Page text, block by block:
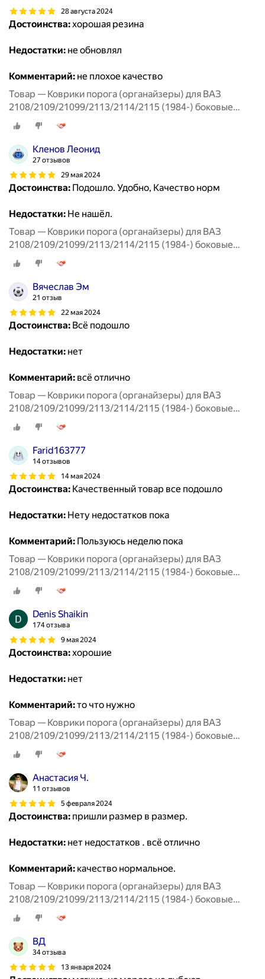
28 августа 2024
Достоинства:хорошая резина
Недостатки: не обновлял
Комментарий: не плохое качество
Товар — Коврики порога (органайзеры) для ВАЗ
2108/2109/21099/2113/2114/2115 (1984-) боковые
передние
Кленов Леонид
27 отзывов
29 мая 2024
Достоинства: Подошло. Удобно, Качество норм
Недостатки: Не нашёл.
Товар — Коврики порога (органайзеры) для ВАЗ
2108/2109/21099/2113/2114/2115 (1984-) боковые
передние
Вячеслав Эм
21 отзыв
22 мая 2024
Достоинства: Всё подошло
Недостатки: нет
Комментарий: всё отлично
Товар — Коврики порога (органайзеры) для ВАЗ
2108/2109/21099/2113/2114/2115 (1984-) боковые
передние
Farid163777
14 отзывов
14 мая 2024
Достоинства: Качественный товар все подошло
Недостатки: Нету недостатков пока
Комментарий: Пользуюсь неделю пока
Товар — Коврики порога (органайзеры) для ВАЗ
2108/2109/21099/2113/2114/2115 (1984-) боковые
передние
Denis Shaikin
174 отзыва
9 мая 2024
Достоинства:хорошие
Недостатки: нет
Комментарий:то что нужно
Товар — Коврики порога (органайзеры) для ВАЗ
2108/2109/21099/2113/2114/2115 (1984-) боковые
передние
Анастасия Ч.
11 отзывов
5 февраля 2024
Достоинства: пришли размер в размер.
Недостатки: нет недостатков . всё отлично
Комментарий: качество нормальное.
Товар — Коврики порога (органайзеры) для ВАЗ
2108/2109/21099/2113/2114/2115 (1984-) боковые
передние
ВД
34 отзыва
13 января 2024